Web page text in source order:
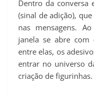
Dentro da conversa
(sinal de adição),
nas mensagens.
janela se abre com
entre elas, os
entrar no universo
criação de figurinhas.